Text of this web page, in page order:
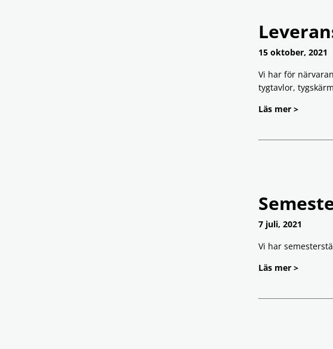
15 oktober, 2021
Vi har för
tygtavlor,
Läs mer >
7 juli, 2021
Vi har
Läs mer >